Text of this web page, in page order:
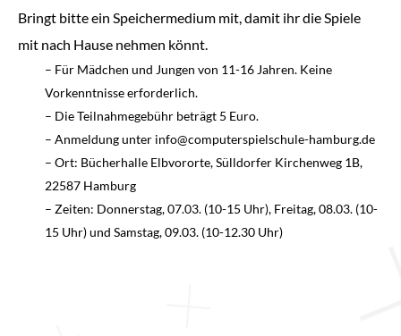
Bringt bitte ein Speichermedium mit, damit ihr die Spiele
mit nach Hause nehmen könnt.
– Für Mädchen und Jungen von 11-16 Jahren. Keine
Vorkenntnisse erforderlich.
– Die Teilnahmegebühr beträgt 5 Euro.
– Anmeldung unter info@computerspielschule-hamburg.de
– Ort: Bücherhalle Elbvororte, Sülldorfer Kirchenweg 1B,
22587 Hamburg
– Zeiten: Donnerstag, 07.03. (10-15 Uhr), Freitag, 08.03. (10-
15 Uhr) und Samstag, 09.03. (10-12.30 Uhr)